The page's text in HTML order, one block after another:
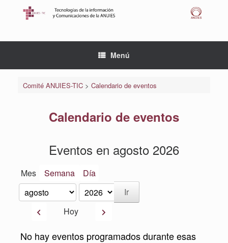
Menú
Comité ANUIES-TIC> Calendario de eventos
Calendario de eventos
Eventos en agosto 2026
Mes Semana Día
Mes
Año
AnteriorHoy Siguiente
No hay eventos programados durante esas